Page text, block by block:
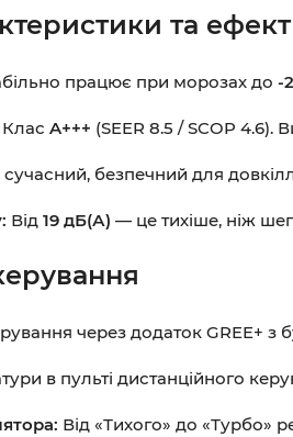
та
працює при морозах до -
Клас A+++ (SEER 8.5 / SCOP 4.6).
безпечний для
Від 19 дБ(А) — це тихіше, ніж
через додаток GREE+ з
в пульті дистанційного
Від «Тихого» до «Турбо»